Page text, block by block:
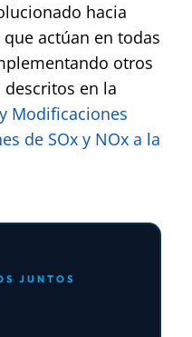
hacia
actúan en todas
otros
en la
Modificaciones
de SOx y NOx a la
JUNTOS